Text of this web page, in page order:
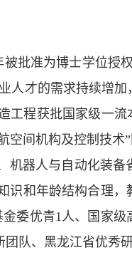
批准为博士学位授
才的需求持续增
程获批国家级一
间机构及控制技
器人与自动化装
和年龄结构合理
委优青1人、国家
队、黑龙江省优秀